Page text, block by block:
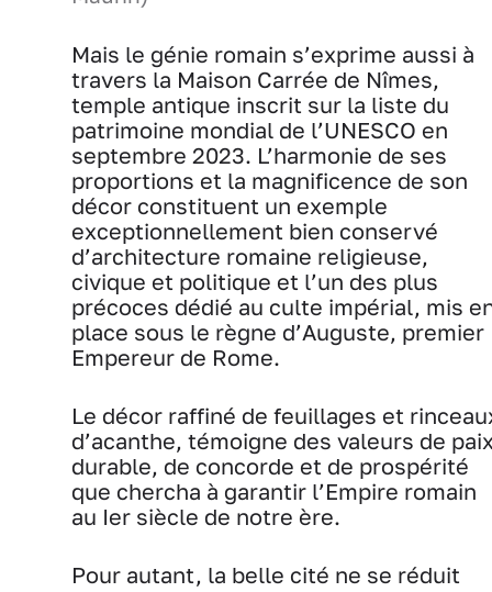
Mais le génie romain s’exprime aussi à
travers la Maison Carrée de Nîmes,
temple antique inscrit sur la liste du
patrimoine mondial de l’UNESCO en
septembre 2023. L’harmonie de ses
proportions et la magnificence de son
décor constituent un exemple
exceptionnellement bien conservé
d’architecture romaine religieuse,
civique et politique et l’un des plus
précoces dédié au culte impérial, mis
place sous le règne d’Auguste, premier
Empereur de Rome.
Le décor raffiné de feuillages et
d’acanthe, témoigne des valeurs de
durable, de concorde et de prospérité
que chercha à garantir l’Empire romain
au Ier siècle de notre ère.
Pour autant, la belle cité ne se réduit